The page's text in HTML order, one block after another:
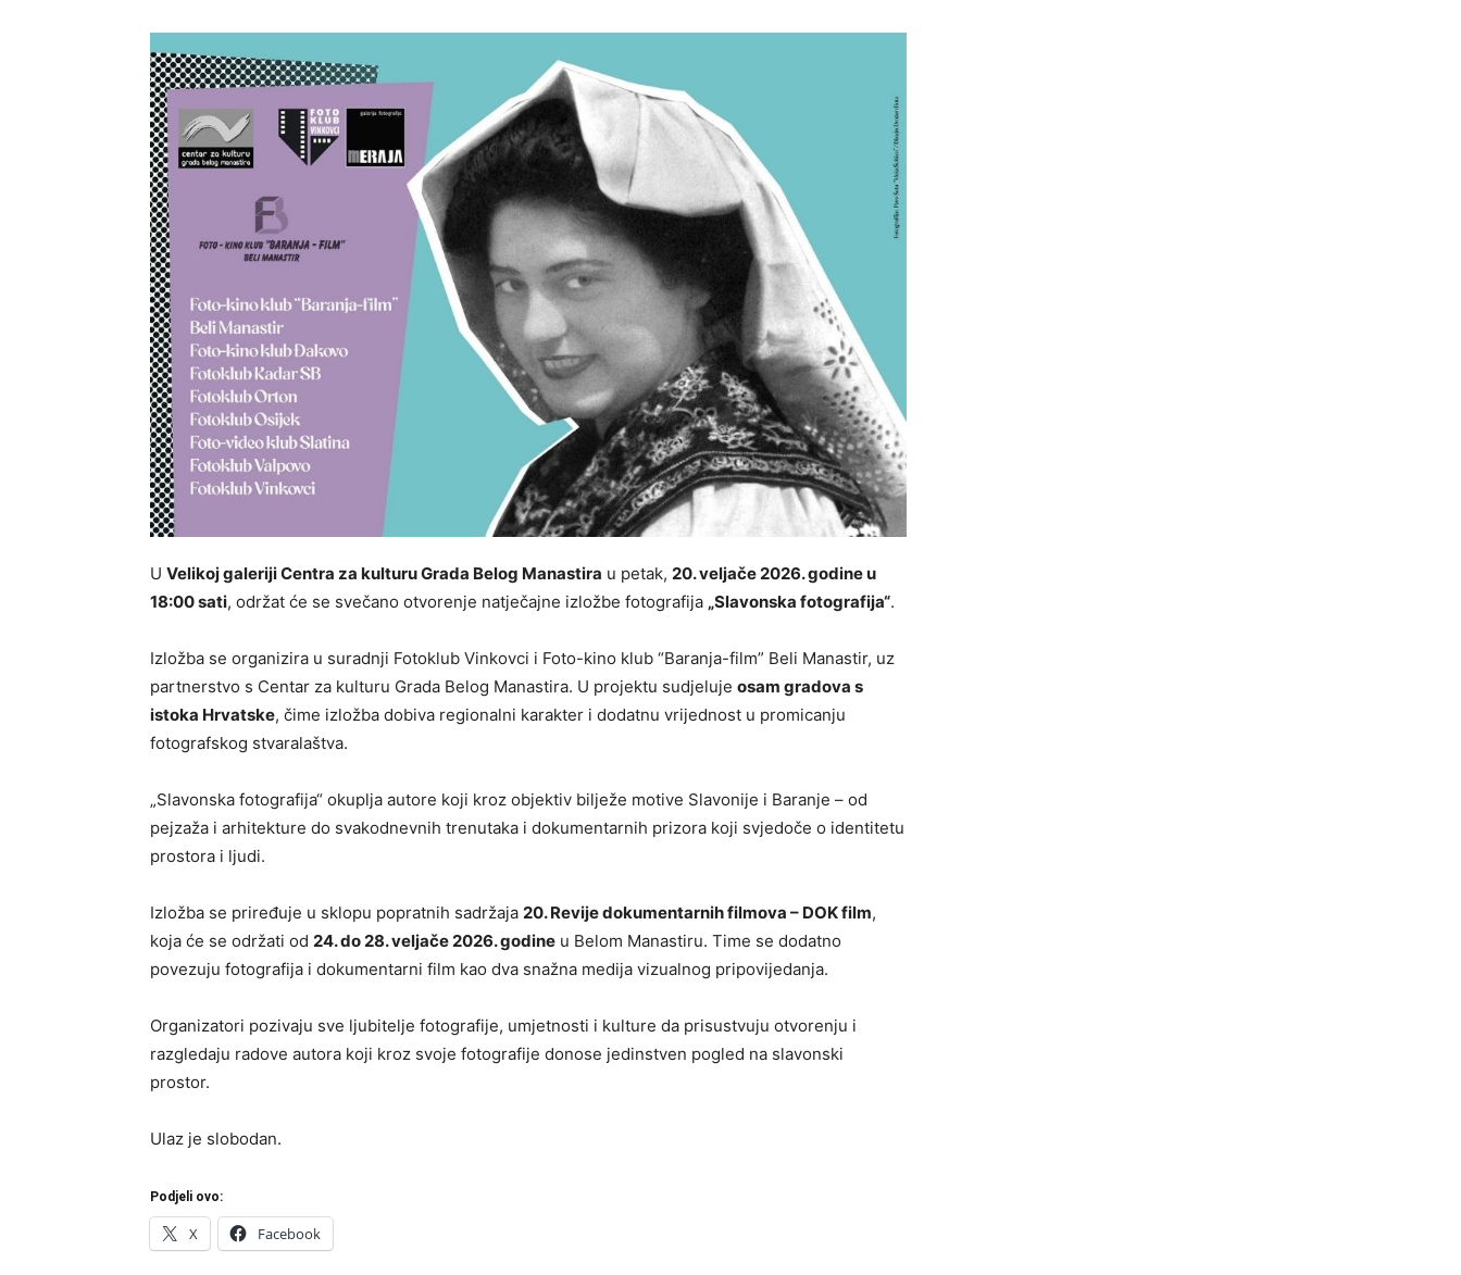
U Velikoj galeriji Centra za kulturu Grada Belog Manastira u petak, 20. veljače 2026. godine u
18:00 sati, održat će se svečano otvorenje natječajne izložbe fotografija „Slavonska fotografija“.
Izložba se organizira u suradnji Fotoklub Vinkovci i Foto-kino klub “Baranja-film” Beli Manastir, uz
partnerstvo s Centar za kulturu Grada Belog Manastira. U projektu sudjeluje osam gradova s
istoka Hrvatske, čime izložba dobiva regionalni karakter i dodatnu vrijednost u promicanju
fotografskog stvaralaštva.
„Slavonska fotografija“ okuplja autore koji kroz objektiv bilježe motive Slavonije i Baranje – od
pejzaža i arhitekture do svakodnevnih trenutaka i dokumentarnih prizora koji svjedoče o identitetu
prostora i ljudi.
Izložba se priređuje u sklopu popratnih sadržaja 20. Revije dokumentarnih filmova – DOK film,
koja će se održati od 24. do 28. veljače 2026. godine u Belom Manastiru. Time se dodatno
povezuju fotografija i dokumentarni film kao dva snažna medija vizualnog pripovijedanja.
Organizatori pozivaju sve ljubitelje fotografije, umjetnosti i kulture da prisustvuju otvorenju i
razgledaju radove autora koji kroz svoje fotografije donose jedinstven pogled na slavonski
prostor.
Ulaz je slobodan.
Podjeli ovo:
X Facebook